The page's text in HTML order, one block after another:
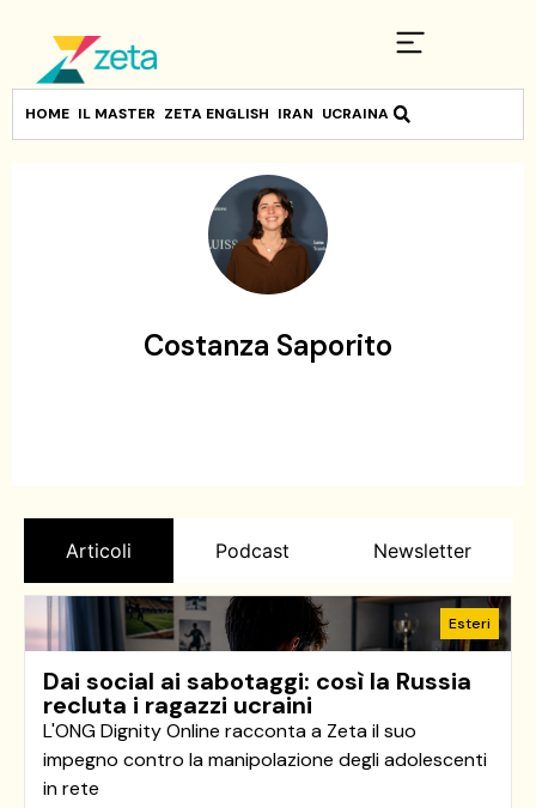
HOME IL MASTER ZETA ENGLISH IRAN UCRAINA
Costanza Saporito
Articoli Podcast Newsletter
Esteri
Dai social ai sabotaggi: così la Russia
recluta i ragazzi ucraini
L'ONG Dignity Online racconta a Zeta il suo
impegno contro la manipolazione degli adolescenti
in rete